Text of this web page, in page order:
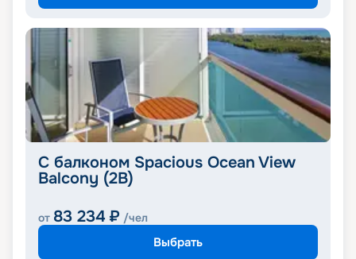
С балконом Spacious Ocean View
Balcony (2B)
от 83 234 ₽ /чел
Выбрать